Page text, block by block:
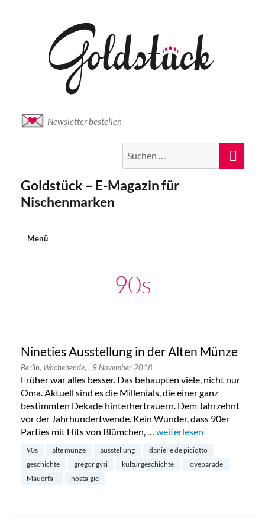
Newsletter bestellen
nach:
Goldstück – E-Magazin für
Nischenmarken
Menü
90s
Nineties Ausstellung in der Alten Münze
Berlin, Wochenende, | 9 November 2018
Früher war alles besser. Das behaupten viele, nicht nur
Oma. Aktuell sind es die Millenials, die einer ganz
bestimmten Dekade hinterhertrauern. Dem Jahrzehnt
vor der Jahrhundertwende. Kein Wunder, dass 90er
Parties mit Hits von Blümchen, … „Nineties Ausstellung in
weiterlesen
90s alte münze ausstellung
danielle de piciotto
geschichte
gregor gysi kulturgeschichte
loveparade
Mauerfall
nostalgie